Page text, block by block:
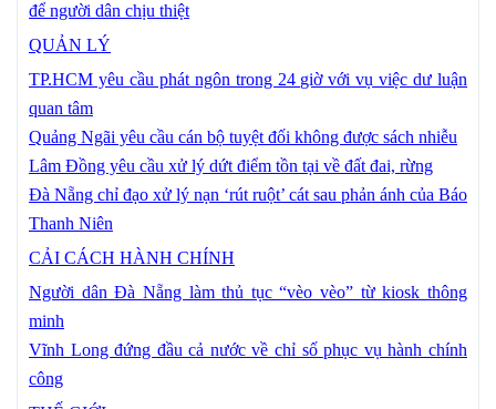
để người dân chịu thiệt
QUẢN LÝ
TP.HCM yêu cầu phát ngôn trong 24 giờ với vụ việc dư luận
quan tâm
Quảng Ngãi yêu cầu cán bộ tuyệt đối không được sách nhiễu
Lâm Đồng yêu cầu xử lý dứt điểm tồn tại về đất đai, rừng
Đà Nẵng chỉ đạo xử lý nạn ‘rút ruột’ cát sau phản ánh của Báo
Thanh Niên
CẢI CÁCH HÀNH CHÍNH
Người dân Đà Nẵng làm thủ tục “vèo vèo” từ kiosk thông
minh
Vĩnh Long đứng đầu cả nước về chỉ số phục vụ hành chính
công